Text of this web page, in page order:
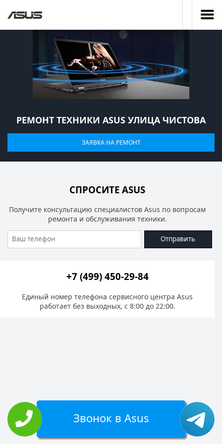
РЕМОНТ ТЕХНИКИ ASUS УЛИЦА ЧИСТОВА
ЗАЯВКА НА РЕМОНТ
СПРОСИТЕ ASUS
Получите консультацию специалистов Asus по вопросам
ремонта и обслуживания техники.
Отправить
+7 (499) 450-29-84
Единый номер телефона сервисного центра Asus
работает без выходных, с 8:00 до 22:00.
Звонок в Asus